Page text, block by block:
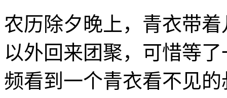
农历除夕晚上，青衣带
以外回来团聚，可惜等
频看到一个青衣看不见